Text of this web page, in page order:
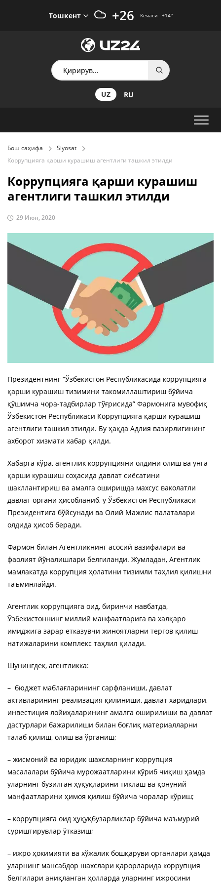
Тошкент +26 Кечаси +14°
UZ RU
Бош саҳифа
Siyosat
Коррупцияга қарши курашиш агентлиги ташкил этилди
Коррупцияга қарши курашиш
агентлиги ташкил этилди
29 Июн, 2020
Президентнинг “Ўзбекистон Республикасида коррупцияга
қарши курашиш тизимини такомиллаштириш бўйича
қўшимча чора-тадбирлар тўғрисида” Фармонига мувофиқ
Ўзбекистон Республикаси Коррупцияга қарши курашиш
агентлиги ташкил этилди. Бу ҳақда Адлия вазирлигининг
ахборот хизмати хабар қилди.
Хабарга кўра, агентлик коррупцияни олдини олиш ва унга
қарши курашиш соҳасида давлат сиёсатини
шакллантириш ва амалга оширишда махсус ваколатли
давлат органи ҳисобланиб, у Ўзбекистон Республикаси
Президентига бўйсунади ва Олий Мажлис палаталари
олдида ҳисоб беради.
Фармон билан Агентликнинг асосий вазифалари ва
фаолият йўналишлари белгиланди. Жумладан, Агентлик
мамлакатда коррупция ҳолатини тизимли таҳлил қилишни
таъминлайди.
Агентлик коррупцияга оид, биринчи навбатда,
Ўзбекистоннинг миллий манфаатларига ва халқаро
имиджига зарар етказувчи жиноятларни тергов қилиш
натижаларини комплекс таҳлил қилади.
Шунингдек, агентликка:
– бюджет маблағларининг сарфланиши, давлат
активларининг реализация қилиниши, давлат харидлари,
инвестиция лойиҳаларининг амалга оширилиши ва давлат
дастурлари бажарилиши билан боғлиқ материалларни
талаб қилиш, олиш ва ўрганиш;
– жисмоний ва юридик шахсларнинг коррупция
масалалари бўйича мурожаатларини кўриб чиқиш ҳамда
уларнинг бузилган ҳуқуқларини тиклаш ва қонуний
манфаатларини ҳимоя қилиш бўйича чоралар кўриш;
– коррупцияга оид ҳуқуқбузарликлар бўйича маъмурий
суриштирувлар ўтказиш;
– ижро ҳокимияти ва хўжалик бошқаруви органлари ҳамда
уларнинг мансабдор шахслари қарорларида коррупция
белгилари аниқланган ҳолларда уларнинг ижросини